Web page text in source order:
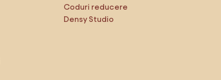
Coduri reducere
Densy Studio